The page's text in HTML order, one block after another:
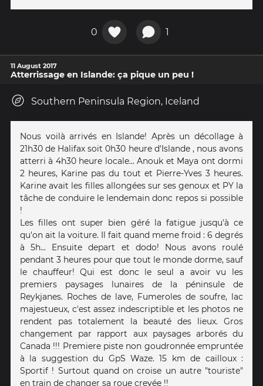
0 1
11 August 2017
Atterrissage en Islande: ça pique un peu !
Southern Peninsula Region, Iceland
Nous voilà arrivés en Islande! Après un décollage à
21h30 de Halifax soit 0h30 heure d'Islande , nous avons
atterri à 4h30 heure locale... Anouk et Maya ont dormi
2 heures, Karine pas du tout et Pierre-Yves 3 heures.
Karine avait les filles allongées sur ses genoux et PY la
tâche de conduire le lendemain donc repos si possible
!
Les filles ont super bien géré la fatigue jusqu'à ce
qu'on ait la voiture. Il fait quand meme froid : 6 degrés
à 5h... Ensuite depart et dodo! Nous avons roulé
pendant 3 heures pour que tout le monde dorme, sauf
le chauffeur! Qui est donc le seul a avoir vu les
premiers paysages lunaires de la péninsule de
Reykjanes. Roches de lave, Fumeroles de soufre, lac
majestueux, c'est assez indescriptible et les photos ne
rendent pas totalement la beauté des lieux. Gros
changement par rapport aux paysages arborés du
Canada !!! Premiere piste non goudronnée empruntée
à la suggestion du GpS Waze. 15 km de cailloux :
Sportif ! Surtout quand on croise un autre "touriste"
en train de changer sa roue crevée !!